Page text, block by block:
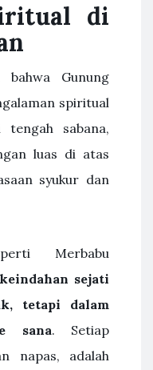
di
bahwa Gunung
spiritual
tengah sabana,
luas di atas
syukur dan
Merbabu
keindahan sejati
tetapi dalam
sana. Setiap
napas, adalah